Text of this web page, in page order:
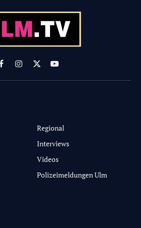
FacebookInstagram
X
(Twitter)
YouTube
Regional
Interviews
Videos
Polizeimeldungen Ulm